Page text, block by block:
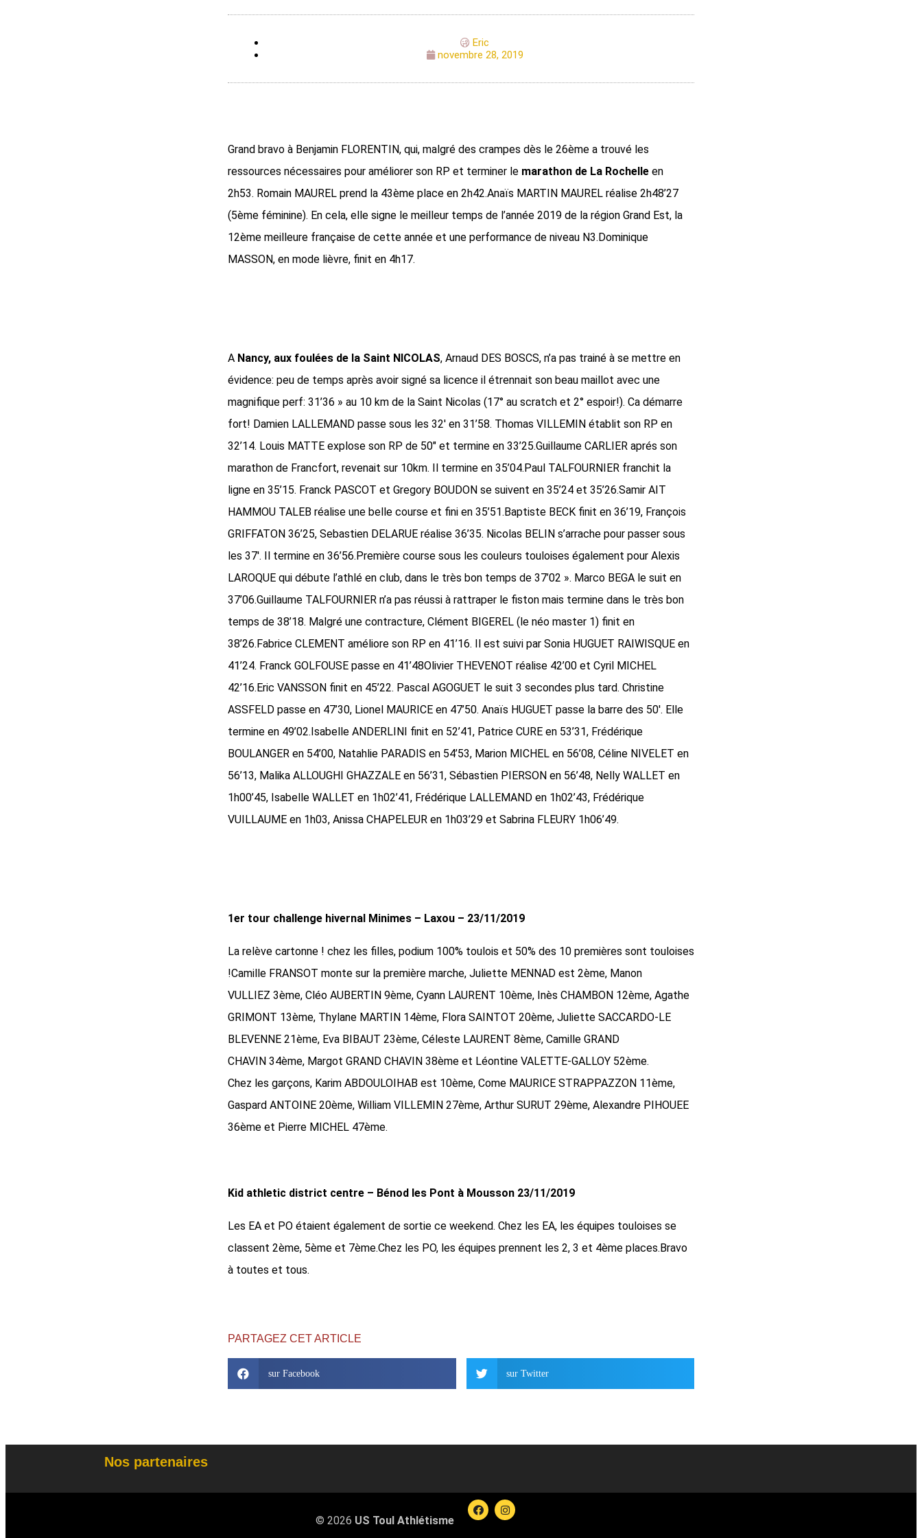
Eric
novembre 28, 2019
Grand bravo à Benjamin FLORENTIN, qui, malgré des crampes dès le 26ème a trouvé les
ressources nécessaires pour améliorer son RP et terminer le marathon de La Rochelle en
2h53. Romain MAUREL prend la 43ème place en 2h42.Anaïs MARTIN MAUREL réalise 2h48’27
(5ème féminine). En cela, elle signe le meilleur temps de l’année 2019 de la région Grand Est, la
12ème meilleure française de cette année et une performance de niveau N3.Dominique
MASSON, en mode lièvre, finit en 4h17.
A Nancy, aux foulées de la Saint NICOLAS, Arnaud DES BOSCS, n’a pas trainé à se mettre en
évidence: peu de temps après avoir signé sa licence il étrennait son beau maillot avec une
magnifique perf: 31’36 » au 10 km de la Saint Nicolas (17° au scratch et 2° espoir!). Ca démarre
fort! Damien LALLEMAND passe sous les 32′ en 31’58. Thomas VILLEMIN établit son RP en
32’14. Louis MATTE explose son RP de 50″ et termine en 33’25.Guillaume CARLIER aprés son
marathon de Francfort, revenait sur 10km. Il termine en 35’04.Paul TALFOURNIER franchit la
ligne en 35’15. Franck PASCOT et Gregory BOUDON se suivent en 35’24 et 35’26.Samir AIT
HAMMOU TALEB réalise une belle course et fini en 35’51.Baptiste BECK finit en 36’19, François
GRIFFATON 36’25, Sebastien DELARUE réalise 36’35. Nicolas BELIN s’arrache pour passer sous
les 37′. Il termine en 36’56.Première course sous les couleurs touloises également pour Alexis
LAROQUE qui débute l’athlé en club, dans le très bon temps de 37’02 ». Marco BEGA le suit en
37’06.Guillaume TALFOURNIER n’a pas réussi à rattraper le fiston mais termine dans le très bon
temps de 38’18. Malgré une contracture, Clément BIGEREL (le néo master 1) finit en
38’26.Fabrice CLEMENT améliore son RP en 41’16. Il est suivi par Sonia HUGUET RAIWISQUE en
41’24. Franck GOLFOUSE passe en 41’48Olivier THEVENOT réalise 42’00 et Cyril MICHEL
42’16.Eric VANSSON finit en 45’22. Pascal AGOGUET le suit 3 secondes plus tard. Christine
ASSFELD passe en 47’30, Lionel MAURICE en 47’50. Anaïs HUGUET passe la barre des 50′. Elle
termine en 49’02.Isabelle ANDERLINI finit en 52’41, Patrice CURE en 53’31, Frédérique
BOULANGER en 54’00, Natahlie PARADIS en 54’53, Marion MICHEL en 56’08, Céline NIVELET en
56’13, Malika ALLOUGHI GHAZZALE en 56’31, Sébastien PIERSON en 56’48, Nelly WALLET en
1h00’45, Isabelle WALLET en 1h02’41, Frédérique LALLEMAND en 1h02’43, Frédérique
VUILLAUME en 1h03, Anissa CHAPELEUR en 1h03’29 et Sabrina FLEURY 1h06’49.
1er tour challenge hivernal Minimes – Laxou – 23/11/2019
La relève cartonne ! chez les filles, podium 100% toulois et 50% des 10 premières sont touloises
!Camille FRANSOT monte sur la première marche, Juliette MENNAD est 2ème, Manon
VULLIEZ 3ème, Cléo AUBERTIN 9ème, Cyann LAURENT 10ème, Inès CHAMBON 12ème, Agathe
GRIMONT 13ème, Thylane MARTIN 14ème, Flora SAINTOT 20ème, Juliette SACCARDO-LE
BLEVENNE 21ème, Eva BIBAUT 23ème, Céleste LAURENT 8ème, Camille GRAND
CHAVIN 34ème, Margot GRAND CHAVIN 38ème et Léontine VALETTE-GALLOY 52ème.
Chez les garçons, Karim ABDOULOIHAB est 10ème, Come MAURICE STRAPPAZZON 11ème,
Gaspard ANTOINE 20ème, William VILLEMIN 27ème, Arthur SURUT 29ème, Alexandre PIHOUEE
36ème et Pierre MICHEL 47ème.
Kid athletic district centre – Bénod les Pont à Mousson 23/11/2019
Les EA et PO étaient également de sortie ce weekend. Chez les EA, les équipes touloises se
classent 2ème, 5ème et 7ème.Chez les PO, les équipes prennent les 2, 3 et 4ème places.Bravo
à toutes et tous.
PARTAGEZ CET ARTICLE
sur Facebook sur Twitter
Nos partenaires
© 2026 US Toul Athlétisme